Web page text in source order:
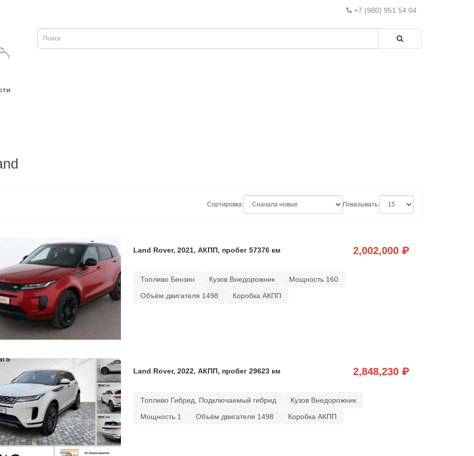
+7 (980) 951 54 04
Сортировка: Показывать:
Land Rover, 2021, АКПП, пробег 57376 км 2,002,000 ₽
Топливо Бензин Кузов Внедорожник
Мощность 160
Объём двигателя 1498
Коробка АКПП
Land Rover, 2022, АКПП, пробег 29623 км 2,848,230 ₽
Топливо Гибрид, Подключаемый гибрид
Кузов Внедорожник
Мощность 1
Объём двигателя 1498 Коробка АКПП